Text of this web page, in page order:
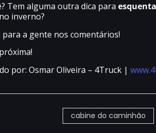
Tem alguma outra dica para
inverno?
para a gente nos comentários!
por: Osmar Oliveira – 4Truck |
cabine do caminhão